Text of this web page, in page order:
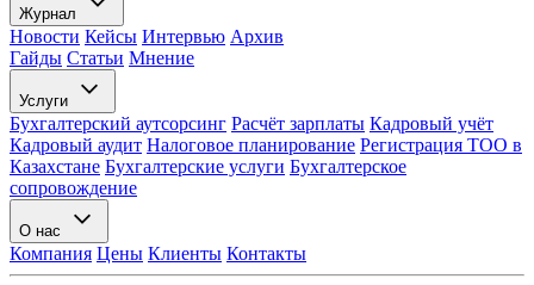
Журнал
Новости Кейсы Интервью Архив
Гайды Статьи Мнение
Услуги
Бухгалтерский аутсорсинг Расчёт зарплаты Кадровый учёт
Кадровый аудит Налоговое планирование Регистрация ТОО в
Казахстане Бухгалтерские услуги Бухгалтерское
сопровождение
О нас
Компания Цены Клиенты Контакты